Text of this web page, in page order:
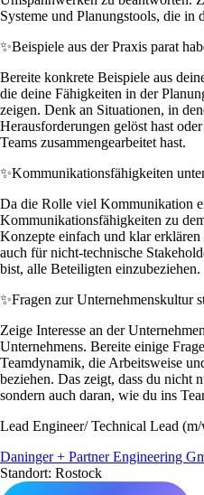
Systeme und Planungstools, die in
✨Beispiele aus der Praxis parat
Bereite konkrete Beispiele aus
die deine Fähigkeiten in der
zeigen. Denk an Situationen, in
Herausforderungen gelöst hast
Teams zusammengearbeitet hast.
✨Kommunikationsfähigkeiten
Da die Rolle viel Kommunikation
Kommunikationsfähigkeiten zu
Konzepte einfach und klar
auch für nicht-technische
bist, alle Beteiligten einzubeziehen.
✨Fragen zur Unternehmenskultur
Zeige Interesse an der
Unternehmens. Bereite einige
Teamdynamik, die Arbeitsweise
beziehen. Das zeigt, dass du nicht
sondern auch daran, wie du ins
Lead Engineer/ Technical Lead
Daninger + Partner Engineering
Standort: Rostock